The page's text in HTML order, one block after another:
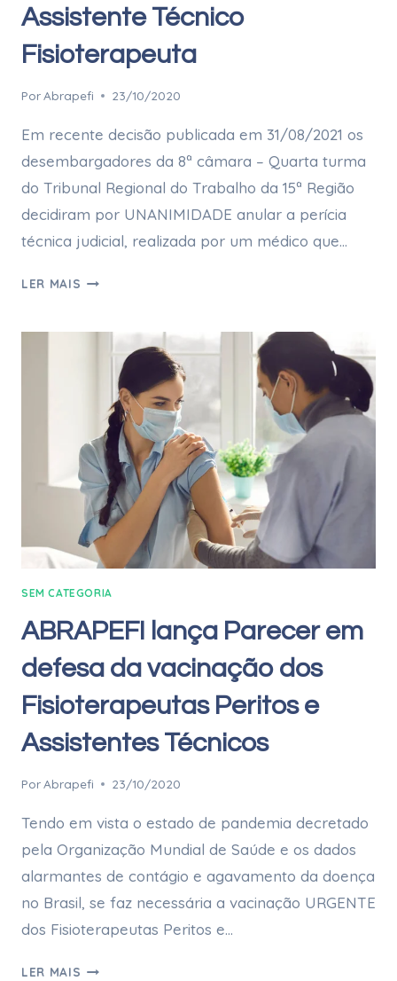
Assistente Técnico
Fisioterapeuta
PorAbrapefi 23/10/2020
Em recente decisão publicada em 31/08/2021 os
desembargadores da 8ª câmara – Quarta turma
do Tribunal Regional do Trabalho da 15ª Região
decidiram por UNANIMIDADE anular a perícia
técnica judicial, realizada por um médico que…
LER MAIS
SEM CATEGORIA
ABRAPEFI lança Parecer em
defesa da vacinação dos
Fisioterapeutas Peritos e
Assistentes Técnicos
PorAbrapefi 23/10/2020
Tendo em vista o estado de pandemia decretado
pela Organização Mundial de Saúde e os dados
alarmantes de contágio e agavamento da doença
no Brasil, se faz necessária a vacinação URGENTE
dos Fisioterapeutas Peritos e…
LER MAIS